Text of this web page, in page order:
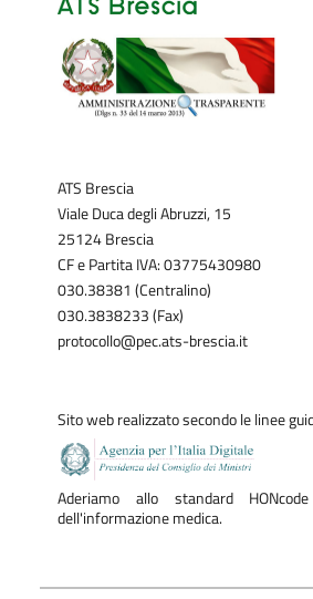
ATS Brescia
Viale Duca degli Abruzzi, 15
25124 Brescia
CF e Partita IVA: 03775430980
030.38381 (Centralino)
030.3838233 (Fax)
protocollo@pec.ats-brescia.it
Sito web realizzato secondo le linee
Aderiamo allo standard
dell'informazione medica.